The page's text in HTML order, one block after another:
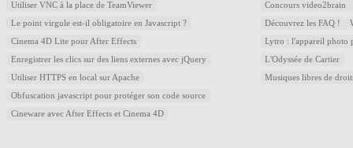
Utiliser VNC à la place de TeamViewer
Le point virgule est-il obligatoire en Javascript ?
Cinema 4D Lite pour After Effects
Enregistrer les clics sur des liens externes avec jQuery
Utiliser HTTPS en local sur Apache
Obfuscation javascript pour protéger son code source
Cineware avec After Effects et Cinema 4D
Concours video2brain
Découvrez les FAQ !
Lytro : l'appareil photo
L'Odyssée de Cartier
Musiques libres de